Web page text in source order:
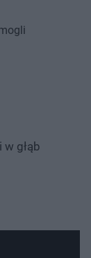
głąb